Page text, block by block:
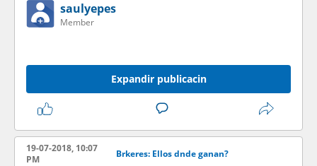
saulyepes
Member
Expandir publicacin
19-07-2018, 10:07
PM
Brkeres: Ellos dnde ganan?